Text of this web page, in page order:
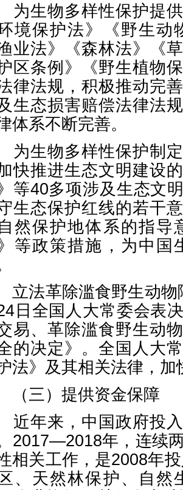
生物多样性保护提供
环境保护法》《野生
渔业法》《森林法》《
区条例》《野生植物
律法规，积极推动完
生态损害赔偿法律法
体系不断完善。
生物多样性保护制定
快推进生态文明建设
等40多项涉及生态文
生态保护红线的若干
然保护地体系的指导
等政策措施，为中国
法革除滥食野生动物
日全国人大常委会表
易、革除滥食野生动
的决定》。全国人大
法》及其相关法律，
三）提供资金保障
年来，中国政府投入
2017—2018年，连续
相关工作，是2008年
、天然林保护、自然